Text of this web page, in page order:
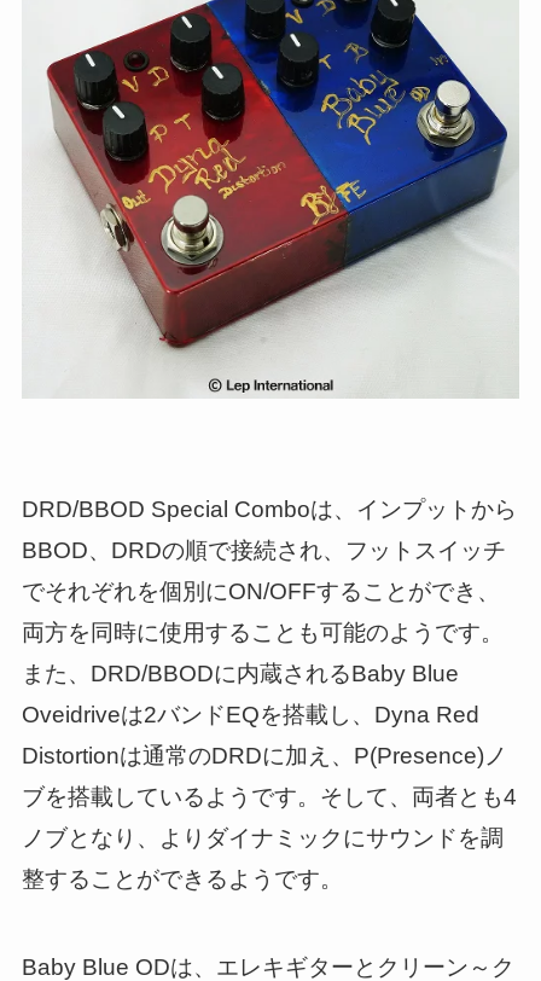
DRD/BBOD Special Comboは、インプットから
BBOD、DRDの順で接続され、フットスイッチ
でそれぞれを個別にON/OFFすることができ、
両方を同時に使用することも可能のようです。
また、DRD/BBODに内蔵されるBaby Blue
Oveidriveは2バンドEQを搭載し、Dyna Red
Distortionは通常のDRDに加え、P(Presence)ノ
ブを搭載しているようです。そして、両者とも4
ノブとなり、よりダイナミックにサウンドを調
整することができるようです。
Baby Blue ODは、エレキギターとクリーン～ク